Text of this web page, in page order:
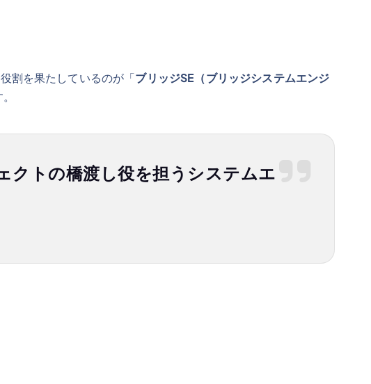
割を果たしているのが「ブリッジSE（ブリッジシステムエンジ
クトの橋渡し役を担うシステムエ